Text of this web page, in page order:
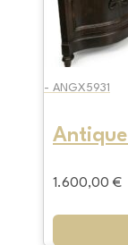
- ANGX5931
1.600,00 €